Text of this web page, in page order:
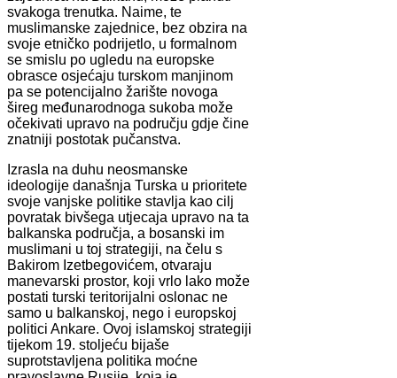
svakoga trenutka. Naime, te
muslimanske zajednice, bez obzira na
svoje etničko podrijetlo, u formalnom
se smislu po ugledu na europske
obrasce osjećaju turskom manjinom
pa se potencijalno žarište novoga
šireg međunarodnoga sukoba može
očekivati upravo na području gdje čine
znatniji postotak pučanstva.
Izrasla na duhu neosmanske
ideologije današnja Turska u prioritete
svoje vanjske politike stavlja kao cilj
povratak bivšega utjecaja upravo na ta
balkanska područja, a bosanski im
muslimani u toj strategiji, na čelu s
Bakirom Izetbegovićem, otvaraju
manevarski prostor, koji vrlo lako može
postati turski teritorijalni oslonac ne
samo u balkanskoj, nego i europskoj
politici Ankare. Ovoj islamskoj strategiji
tijekom 19. stoljeću bijaše
suprotstavljena politika moćne